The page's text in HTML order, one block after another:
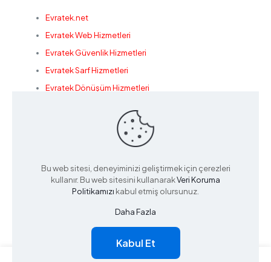
Evratek.net
Evratek Web Hizmetleri
Evratek Güvenlik Hizmetleri
Evratek Sarf Hizmetleri
Evratek Dönüşüm Hizmetleri
© 2022 Powered by Evratek
Bu web sitesi, deneyiminizi geliştirmek için çerezleri
kullanır. Bu web sitesini kullanarakVeri Koruma
Politikamızı kabul etmiş olursunuz.
Daha Fazla
Kabul Et